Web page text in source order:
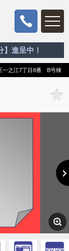
進呈中！
一之江7丁目8番 B号棟